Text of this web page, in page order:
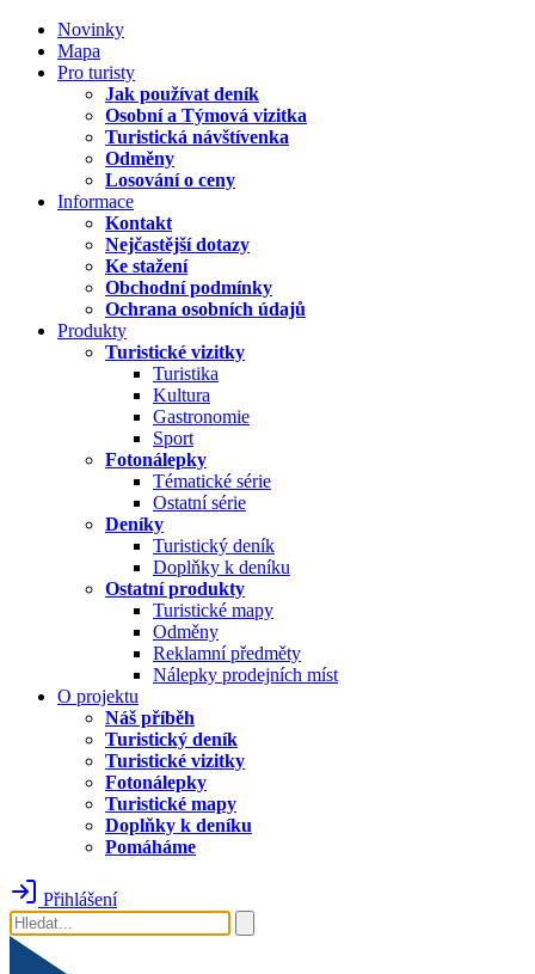
Novinky
Mapa
Pro turisty
Jak používat deník
Osobní a Týmová vizitka
Turistická návštívenka
Odměny
Losování o ceny
Informace
Kontakt
Nejčastější dotazy
Ke stažení
Obchodní podmínky
Ochrana osobních údajů
Produkty
Turistické vizitky
Turistika
Kultura
Gastronomie
Sport
Fotonálepky
Tématické série
Ostatní série
Deníky
Turistický deník
Doplňky k deníku
Ostatní produkty
Turistické mapy
Odměny
Reklamní předměty
Nálepky prodejních míst
O projektu
Náš příběh
Turistický deník
Turistické vizitky
Fotonálepky
Turistické mapy
Doplňky k deníku
Pomáháme
Přihlášení